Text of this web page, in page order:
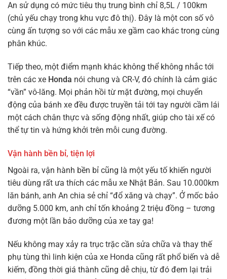
An sử dụng có mức tiêu thụ trung bình chỉ 8,5L / 100km
(chủ yếu chạy trong khu vực đô thị). Đây là một con số vô
cùng ấn tượng so với các mẫu xe gầm cao khác trong cùng
phân khúc.
Tiếp theo, một điểm mạnh khác không thể không nhắc tới
trên các xe Honda nói chung và CR-V, đó chính là cảm giác
“vần” vô-lăng. Mọi phản hồi từ mặt đường, mọi chuyển
động của bánh xe đều được truyền tải tới tay người cầm lái
một cách chân thực và sống động nhất, giúp cho tài xế có
thể tự tin và hứng khởi trên mỗi cung đường.
Vận hành bền bỉ, tiện lợi
Ngoài ra, vận hành bền bỉ cũng là một yếu tố khiến người
tiêu dùng rất ưa thích các mẫu xe Nhật Bản. Sau 10.000km
lăn bánh, anh An chia sẻ chỉ “đổ xăng và chạy”. Ở mốc bảo
dưỡng 5.000 km, anh chỉ tốn khoảng 2 triệu đồng – tương
đương một lần bảo dưỡng của xe tay ga!
Nếu không may xảy ra trục trặc cần sửa chữa và thay thế
phụ tùng thì linh kiện của xe Honda cũng rất phổ biến và dễ
kiếm, đồng thời giá thành cũng dễ chịu, từ đó đem lại trải